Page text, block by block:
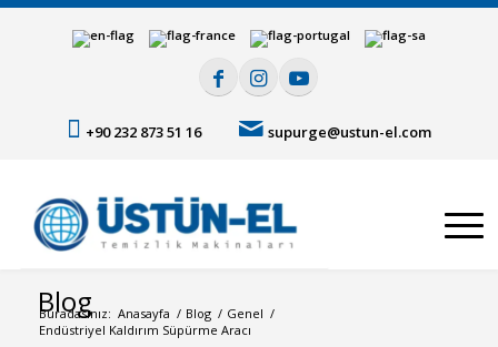
+90 232 873 51 16 supurge@ustun-el.com
Blog
Buradasınız: Anasayfa / Blog / Genel /
Endüstriyel Kaldırım Süpürme Aracı